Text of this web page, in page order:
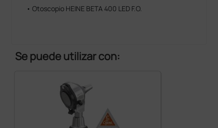
• Otoscopio HEINE BETA 400 LED F.O.
Se puede utilizar con: